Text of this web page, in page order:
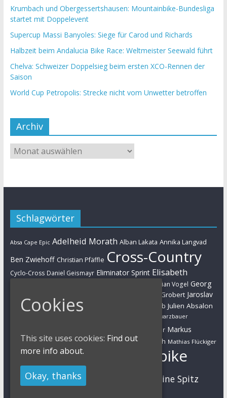
Krumbach und Obergessertshausen: Mountainbike-Bundesliga
startet mit Doppelevent
Supercup Massi Banyoles: Siege für Carod und Richards
Halbzeit beim Andalucia Bike Race: Weltmeister Seewald führt
Chelva: Schweizer Doppelsieg beim ersten XCO-Rennen der
Saison
World Cup Petropolis: Strecke nicht vom Unwetter betroffen
Archiv
Schlagwörter
Absa Cape Epic Adelheid Morath Alban Lakata Annika Langvad
Ben Zwiehoff Christian Pfäffle Cross-Country
Cyclo-Cross Daniel Geismayr Eliminator Sprint Elisabeth
Florian Vogel Georg
Helen Grobert Jaroslav
Kulhavy Jochen Käß Jolanda Neff Julian Schelb Julien Absalon
Luca Schwarzbauer
Markus Bauer Markus
Kaufmann Markus Schulte-Lünzum Martin Gluth Mathias Flückiger
Mountainbike
MTB Nadine Rieder Sabine Spitz
Cookies
This site uses cookies: Find out
more info about.
Okay, thanks